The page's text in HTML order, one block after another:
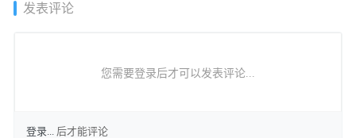
发表评论
您需要登录后才可以发表评论...
登录... 后才能评论